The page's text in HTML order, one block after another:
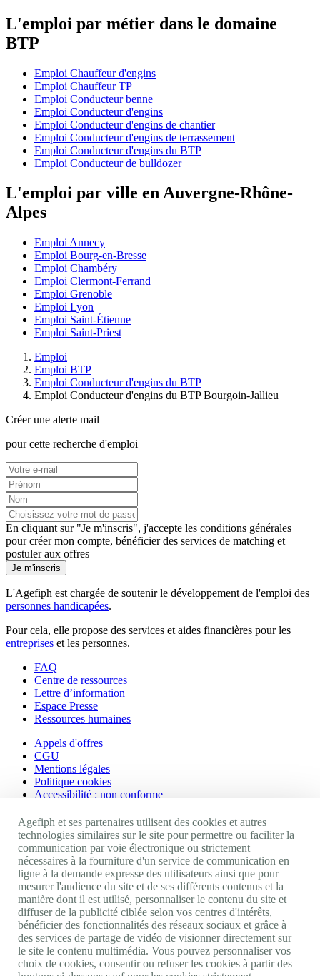
L'emploi par métier dans le domaine
BTP
Emploi Chauffeur d'engins
Emploi Chauffeur TP
Emploi Conducteur benne
Emploi Conducteur d'engins
Emploi Conducteur d'engins de chantier
Emploi Conducteur d'engins de terrassement
Emploi Conducteur d'engins du BTP
Emploi Conducteur de bulldozer
L'emploi par ville en Auvergne-Rhône-
Alpes
Emploi Annecy
Emploi Bourg-en-Bresse
Emploi Chambéry
Emploi Clermont-Ferrand
Emploi Grenoble
Emploi Lyon
Emploi Saint-Étienne
Emploi Saint-Priest
Emploi
Emploi BTP
Emploi Conducteur d'engins du BTP
Emploi Conducteur d'engins du BTP Bourgoin-Jallieu
Créer une alerte mail
pour cette recherche d'emploi
En cliquant sur "Je m'inscris", j'accepte les conditions générales
pour créer mon compte, bénéficier des services de matching et
postuler aux offres
Je m'inscris
L'Agefiph est chargée de soutenir le développement de l'emploi des
personnes handicapées.
Pour cela, elle propose des services et aides financières pour les
entreprises et les personnes.
FAQ
Centre de ressources
Lettre d’information
Espace Presse
Ressources humaines
Appels d'offres
CGU
Mentions légales
Politique cookies
Accessibilité : non conforme
Nos autres sites
Site portail Agefiph
Activateur de progrès
Handinnov
Innovation et recherche
Université du RRH
Service AppuiPro
Nous suivre
Agefiph et ses partenaires utilisent des cookies et autres
technologies similaires sur le site pour permettre ou faciliter la
communication par voie électronique ou strictement
nécessaires à la fourniture d'un service de communication en
ligne à la demande expresse des utilisateurs ainsi que pour
mesurer l'audience du site et de ses différents contenus et la
manière dont il est utilisé, personnaliser le contenu du site et
diffuser de la publicité ciblée selon vos centres d'intérêts,
bénéficier des fonctionnalités des réseaux sociaux et grâce à
des services de partage de vidéo de visionner directement sur
le site le contenu multimédia. Vous pouvez personnaliser vos
choix de cookies, consentir ou refuser les cookies à partir des